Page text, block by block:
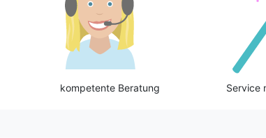
kompetente Beratung Service